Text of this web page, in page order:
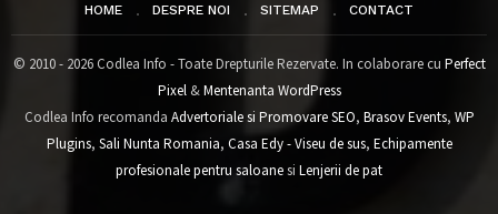
HOME DESPRE NOI SITEMAP CONTACT
© 2010 - 2026 Codlea Info - Toate Drepturile Rezervate. In colaborare cu Perfect
Pixel&Mentenanta WordPress
Codlea Info recomanda Advertoriale si Promovare SEO, Brasov Events, WP
Plugins, Sali Nunta Romania, Casa Edy - Viseu de sus, Echipamente
profesionale pentru saloanesi Lenjerii de pat